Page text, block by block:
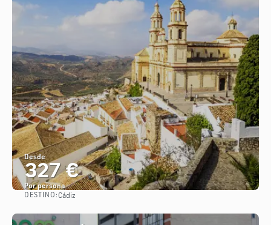
Desde
327 €
Por persona
DESTINO:Cádiz